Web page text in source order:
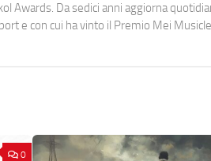
Awards. Da sedici anni aggiorna
e con cui ha vinto il Premio Mei
0